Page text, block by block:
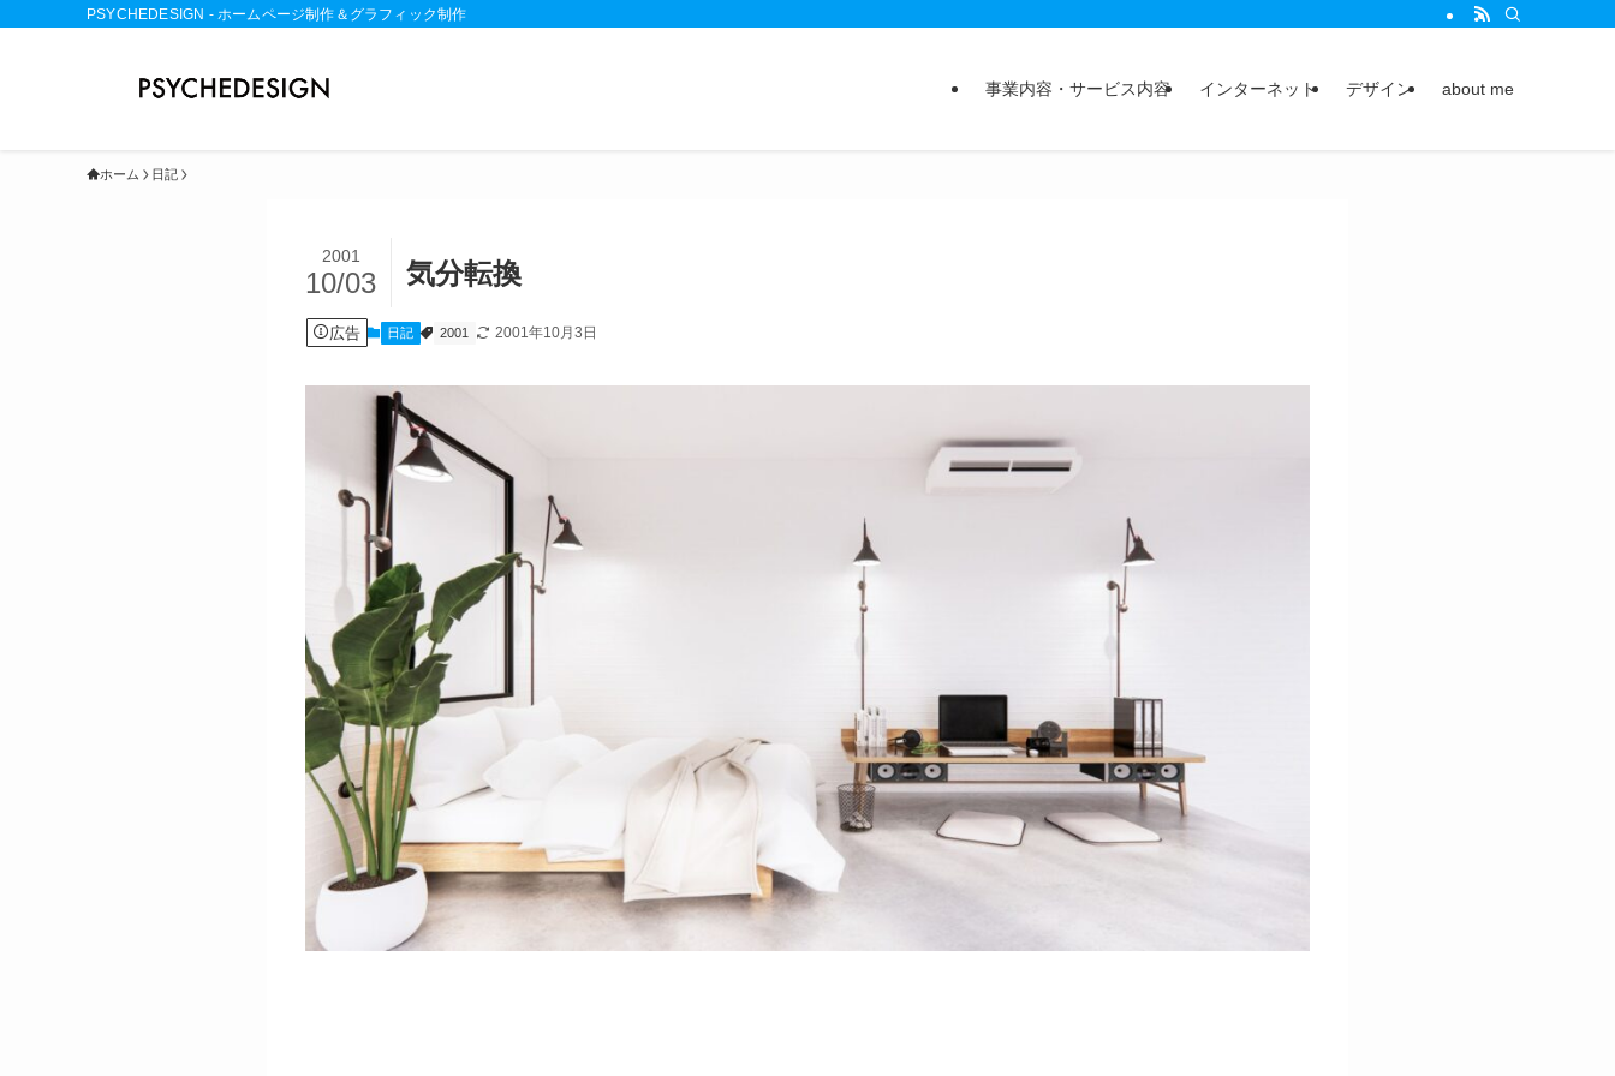
PSYCHEDESIGN - ホームページ制作＆グラフィック制作
事業内容・サービス内容 インターネット デザイン about me
ホーム 日記
気分転換
2001
10/03
広告 日記 2001 2001年10月3日